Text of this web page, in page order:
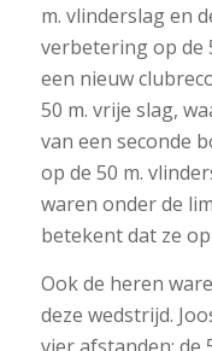
m. vlinderslag en
verbetering op de
een nieuw
50 m. vrije slag,
van een seconde
op de 50 m.
waren onder de
betekent dat ze
Ook de heren
deze wedstrijd.